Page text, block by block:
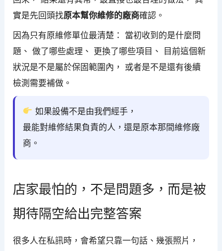
實是先回頭找原本幫你維修的廠商確認。
因為只有原維修單位最清楚： 當初收到的是什麼問
題、 做了哪些處理、 更換了哪些項目、 目前這個新
狀況是不是屬於保固範圍內， 或者是不是還有後續
檢測需要補做。
如果設備不是由我們經手，
最能對維修結果負責的人，還是原本那間維修廠
商。
店家最怕的，不是問題多，而是被
期待隔空給出完整答案
很多人在私訊時，會希望只靠一句話、幾張照片，